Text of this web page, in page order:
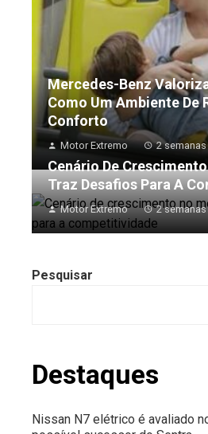
Mercedes-Benz
Como Um Ambiente De
Conforto
Motor Extremo 2
Cenário De
Traz Desafios Para A
Motor Extremo 2
Pesquisar
Destaques
Nissan N7 elétrico é avaliado